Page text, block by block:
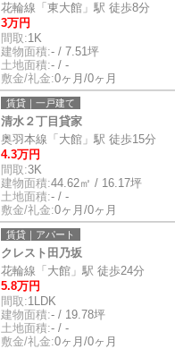
花輪線「東大館」駅 徒歩8分
3万円
間取:1K
建物面積:- / 7.51坪
土地面積:- / -
敷金/礼金:0ヶ月/0ヶ月
賃貸｜一戸建て
清水２丁目貸家
奥羽本線「大館」駅 徒歩15分
4.3万円
間取:3K
建物面積:44.62㎡ / 16.17坪
土地面積:- / -
敷金/礼金:0ヶ月/0ヶ月
賃貸｜アパート
クレスト田乃坂
花輪線「大館」駅 徒歩24分
5.8万円
間取:1LDK
建物面積:- / 19.78坪
土地面積:- / -
敷金/礼金:0ヶ月/0ヶ月